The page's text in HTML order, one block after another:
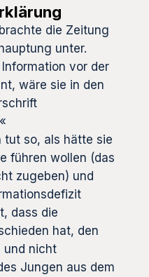
die Zeitung
unter.
vor der
wäre sie in den
tut so, als hätte sie
führen wollen (das
zugeben) und
dass die
hat, den
und nicht
Jungen aus dem